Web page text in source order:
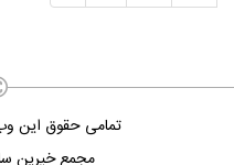
تمامی حقوق این
مجمع خیرین